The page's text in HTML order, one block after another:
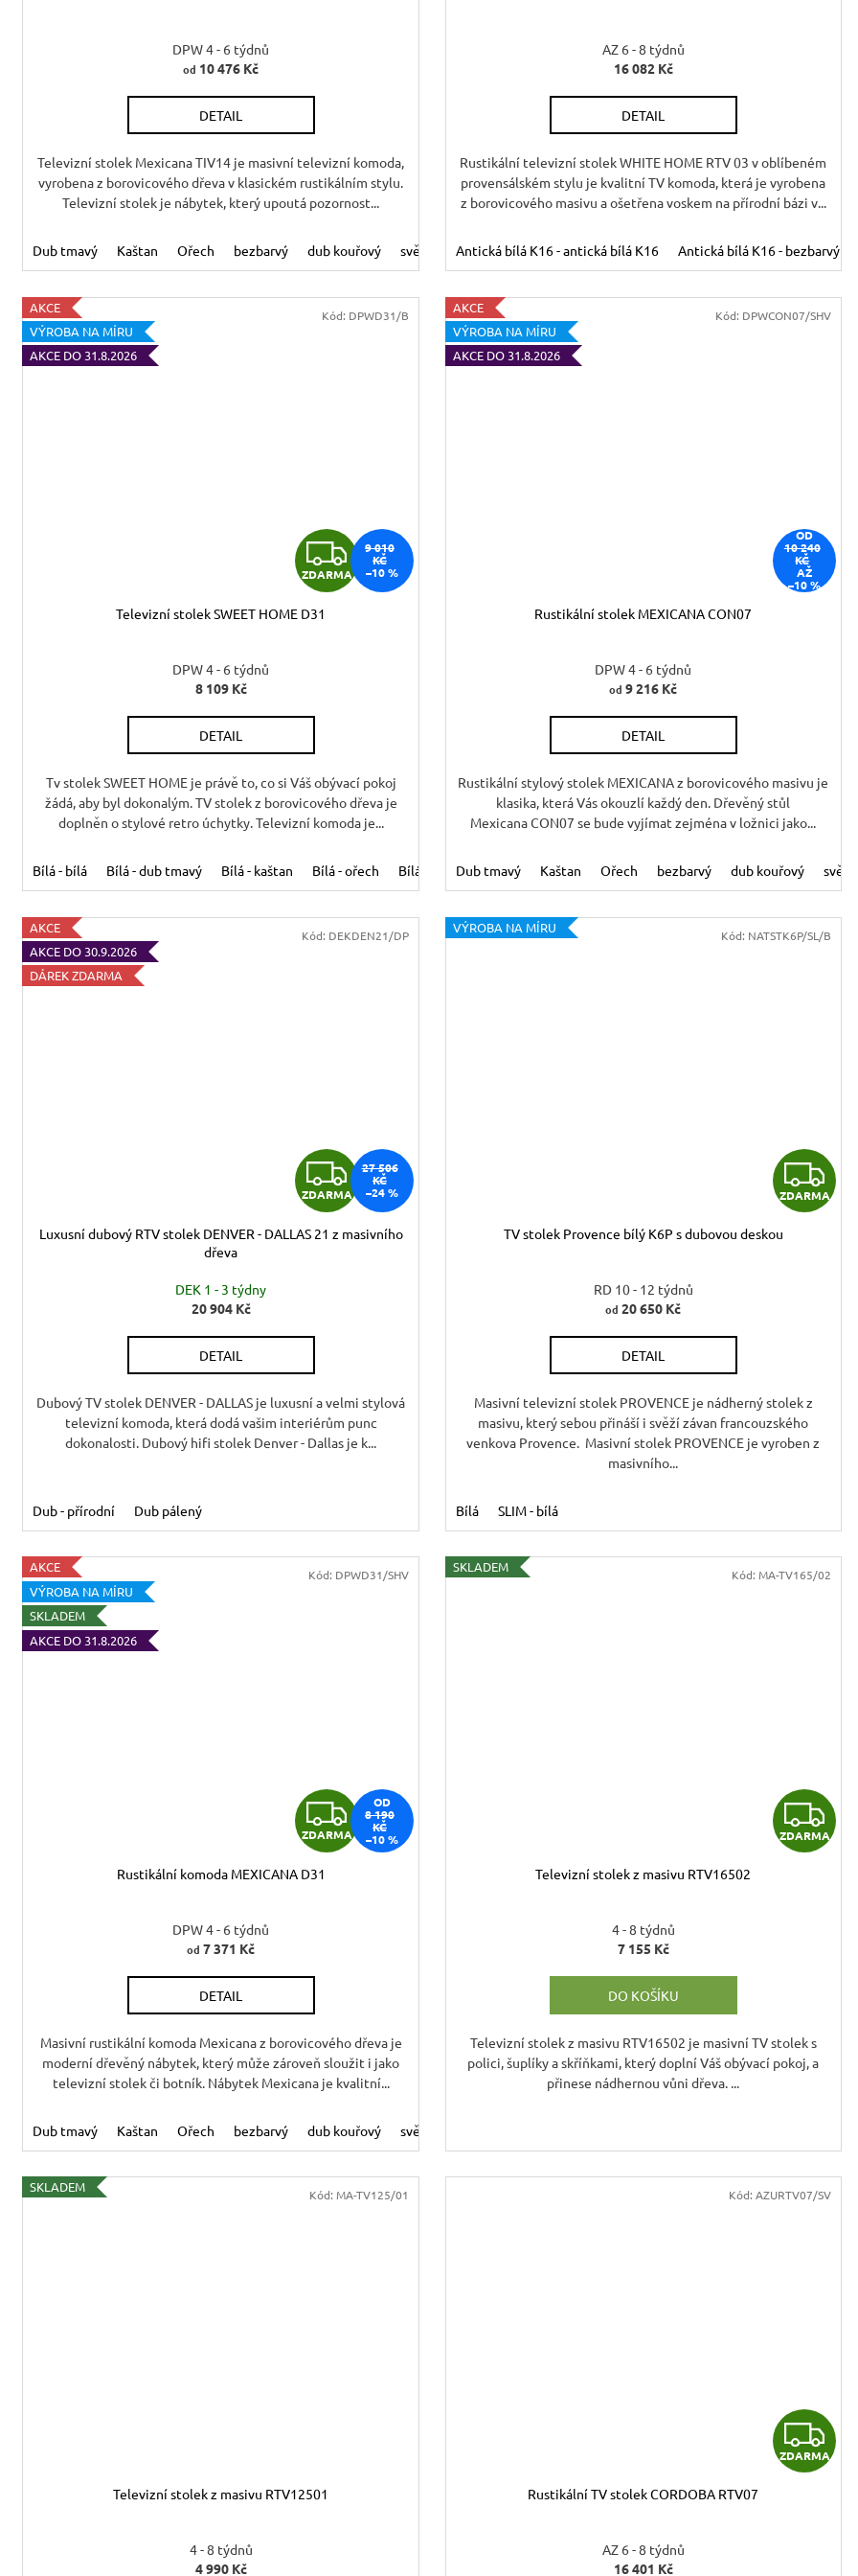
DPW 4 - 6 týdnů
od 10 476 Kč
DETAIL
Televizní stolek Mexicana TIV14 je masivní televizní komoda,
vyrobena z borovicového dřeva v klasickém rustikálním stylu.
Televizní stolek je nábytek, který upoutá pozornost...
Dub tmavý Kaštan Ořech bezbarvý dub kouřový světle hnědý - medový
AZ 6 - 8 týdnů
16 082 Kč
DETAIL
Rustikální televizní stolek WHITE HOME RTV 03 v oblíbeném
provensálském stylu je kvalitní TV komoda, která je vyrobena
z borovicového masivu a ošetřena voskem na přírodní bázi v...
Antická bílá K16 - antická bílá K16 Antická bílá K16 - bezbarvý
AKCE
VÝROBA NA MÍRU
AKCE DO 31.8.2026
Z
D
ZDARMA
9 010
KČ
–10 %
Televizní stolek SWEET HOME D31
DPW 4 - 6 týdnů
8 109 Kč
DETAIL
Tv stolek SWEET HOME je právě to, co si Váš obývací pokoj
žádá, aby byl dokonalým. TV stolek z borovicového dřeva je
doplněn o stylové retro úchytky. Televizní komoda je...
Bílá - bílá Bílá - dub tmavý Bílá - kaštan Bílá - ořech Bílá - bezbarvý Bílá - dub kouřový Bílá - světle hnědá medová
Kód: DPWD31/B
AKCE
VÝROBA NA MÍRU
AKCE DO 31.8.2026
OD
10 240
KČ
AŽ
–10 %
Rustikální stolek MEXICANA CON07
DPW 4 - 6 týdnů
od 9 216 Kč
DETAIL
Rustikální stylový stolek MEXICANA z borovicového masivu je
klasika, která Vás okouzlí každý den. Dřevěný stůl
Mexicana CON07 se bude vyjímat zejména v ložnici jako...
Dub tmavý Kaštan Ořech bezbarvý dub kouřový
Kód: DPWCON07/SHV
AKCE
AKCE DO 30.9.2026
DÁREK ZDARMA
Z
D
ZDARMA
27 506
KČ
–24 %
Luxusní dubový RTV stolek DENVER - DALLAS 21 z masivního
dřeva
DEK 1 - 3 týdny
20 904 Kč
DETAIL
Dubový TV stolek DENVER - DALLAS je luxusní a velmi stylová
televizní komoda, která dodá vašim interiérům punc
dokonalosti. Dubový hifi stolek Denver - Dallas je k...
Dub - přírodní Dub pálený
Kód: DEKDEN21/DP VÝROBA NA MÍRU
Z
D
ZDARMA
TV stolek Provence bílý K6P s dubovou deskou
RD 10 - 12 týdnů
od 20 650 Kč
DETAIL
Masivní televizní stolek PROVENCE je nádherný stolek z
masivu, který sebou přináší i svěží závan francouzského
venkova Provence. Masivní stolek PROVENCE je vyroben z
masivního...
Bílá SLIM - bílá
Kód: NATSTK6P/SL/B
AKCE
VÝROBA NA MÍRU
SKLADEM
AKCE DO 31.8.2026
Z
D
ZDARMA
OD
8 190
KČ
–10 %
Rustikální komoda MEXICANA D31
DPW 4 - 6 týdnů
od 7 371 Kč
DETAIL
Masivní rustikální komoda Mexicana z borovicového dřeva je
moderní dřevěný nábytek, který může zároveň sloužit i jako
televizní stolek či botník. Nábytek Mexicana je kvalitní...
Dub tmavý Kaštan Ořech bezbarvý dub kouřový světle hnědý - medový
Kód: DPWD31/SHV SKLADEM
Z
D
ZDARMA
Televizní stolek z masivu RTV16502
4 - 8 týdnů
7 155 Kč
DO KOŠÍKU
Televizní stolek z masivu RTV16502 je masivní TV stolek s
polici, šuplíky a skříňkami, který doplní Váš obývací pokoj, a
přinese nádhernou vůni dřeva. ...
Kód:MA-TV165/02
SKLADEM
Televizní stolek z masivu RTV12501
4 - 8 týdnů
4 990 Kč
Kód: MA-TV125/01
Z
D
ZDARMA
Rustikální TV stolek CORDOBA RTV07
AZ 6 - 8 týdnů
16 401 Kč
Kód:AZURTV07/SV